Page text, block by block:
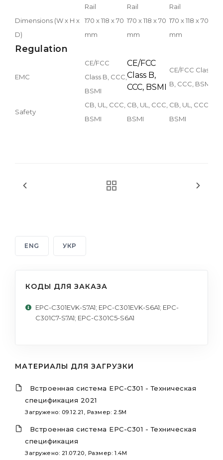
Rail
Rail
Rail
Dimensions (W x H x
D)
170 x 118 x 70
mm
170 x 118 x 70
mm
170 x 118 x 70
mm
Regulation
EMC
CE/FCC
Class B, CCC,
BSMI
CE/FCC
Class B,
CCC, BSMI
CE/FCC Class
B, CCC, BSMI
Safety
CB, UL, CCC,
BSMI
CB, UL, CCC,
BSMI
CB, UL, CCC,
BSMI
ENG УКР
КОДЫ ДЛЯ ЗАКАЗА
EPC-C301EVK-S7A1; EPC-C301EVK-S6A1; EPC-
C301C7-S7A1; EPC-C301C5-S6A1
МАТЕРИАЛЫ ДЛЯ ЗАГРУЗКИ
Встроенная система EPC-C301 - Техническая
спецификация 2021
Загружено: 09.12.21, Размер: 2.5M
Встроенная система EPC-C301 - Техническая
спецификация
Загружено: 21.07.20, Размер: 1.4M